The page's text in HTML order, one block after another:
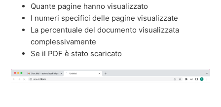
Quante pagine hanno visualizzato
I numeri specifici delle pagine visualizzate
La percentuale del documento visualizzata
complessivamente
Se il PDF è stato scaricato